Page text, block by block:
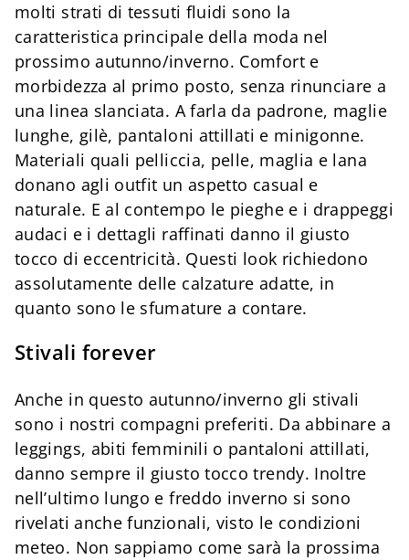
molti strati di tessuti fluidi sono la
caratteristica principale della moda nel
prossimo autunno/inverno. Comfort e
morbidezza al primo posto, senza rinunciare a
una linea slanciata. A farla da padrone, maglie
lunghe, gilè, pantaloni attillati e minigonne.
Materiali quali pelliccia, pelle, maglia e lana
donano agli outfit un aspetto casual e
naturale. E al contempo le pieghe e i drappeggi
audaci e i dettagli raffinati danno il giusto
tocco di eccentricità. Questi look richiedono
assolutamente delle calzature adatte, in
quanto sono le sfumature a contare.
Stivali forever
Anche in questo autunno/inverno gli stivali
sono i nostri compagni preferiti. Da abbinare a
leggings, abiti femminili o pantaloni attillati,
danno sempre il giusto tocco trendy. Inoltre
nell’ultimo lungo e freddo inverno si sono
rivelati anche funzionali, visto le condizioni
meteo. Non sappiamo come sarà la prossima